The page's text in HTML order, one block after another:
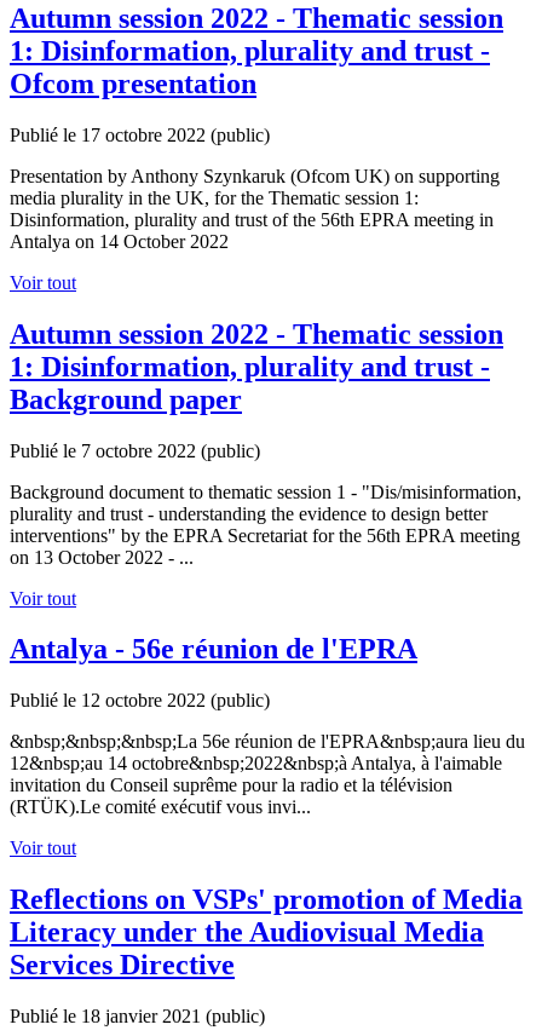
Autumn session 2022 - Thematic session
1: Disinformation, plurality and trust -
Ofcom presentation
Publié le 17 octobre 2022 (public)
Presentation by Anthony Szynkaruk (Ofcom UK) on supporting
media plurality in the UK, for the Thematic session 1:
Disinformation, plurality and trust of the 56th EPRA meeting in
Antalya on 14 October 2022
Voir tout
Autumn session 2022 - Thematic session
1: Disinformation, plurality and trust -
Background paper
Publié le 7 octobre 2022 (public)
Background document to thematic session 1 - "Dis/misinformation,
plurality and trust - understanding the evidence to design better
interventions" by the EPRA Secretariat for the 56th EPRA meeting
on 13 October 2022 - ...
Voir tout
Antalya - 56e réunion de l'EPRA
Publié le 12 octobre 2022 (public)
&nbsp;&nbsp;&nbsp;La 56e réunion de l'EPRA&nbsp;aura lieu du
12&nbsp;au 14 octobre&nbsp;2022&nbsp;à Antalya, à l'aimable
invitation du Conseil suprême pour la radio et la télévision
(RTÜK).Le comité exécutif vous invi...
Voir tout
Reflections on VSPs' promotion of Media
Literacy under the Audiovisual Media
Services Directive
Publié le 18 janvier 2021 (public)